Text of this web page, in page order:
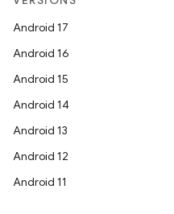
Android 17
Android 16
Android 15
Android 14
Android 13
Android 12
Android 11